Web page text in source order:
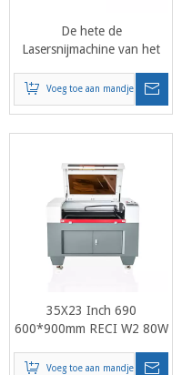
De hete de
Lasersnijmachine van het
Industrieel
Machinesmateriaal 6090
Voeg toe aan mandje
35X23 Inch 690
600*900mm RECI W2 80W
Graveermachine Voor Hout
Voeg toe aan mandje